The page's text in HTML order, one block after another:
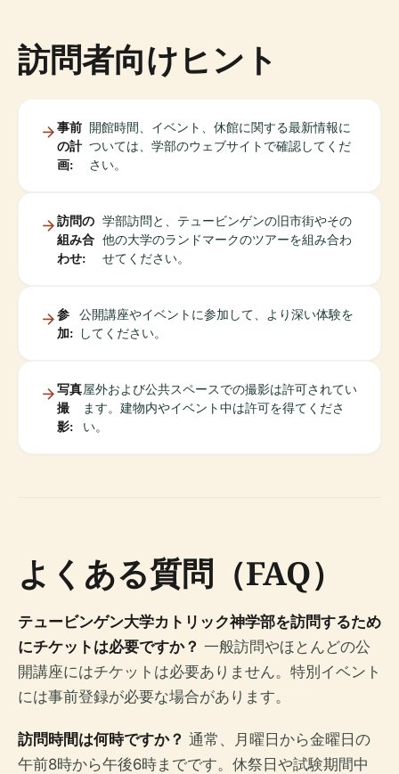
訪問者向けヒント
事前
の計
画:
開館時間、イベント、休館に関する最新情報に
ついては、学部のウェブサイトで確認してくだ
さい。
訪問の
組み合
わせ:
学部訪問と、テュービンゲンの旧市街やその
他の大学のランドマークのツアーを組み合わ
せてください。
参
加:
公開講座やイベントに参加して、より深い体験を
してください。
写真
撮
影:
屋外および公共スペースでの撮影は許可されてい
ます。建物内やイベント中は許可を得てくださ
い。
よくある質問（FAQ）
テュービンゲン大学カトリック神学部を訪問するため
にチケットは必要ですか？ 一般訪問やほとんどの公
開講座にはチケットは必要ありません。特別イベント
には事前登録が必要な場合があります。
訪問時間は何時ですか？ 通常、月曜日から金曜日の
午前8時から午後6時までです。休祭日や試験期間中